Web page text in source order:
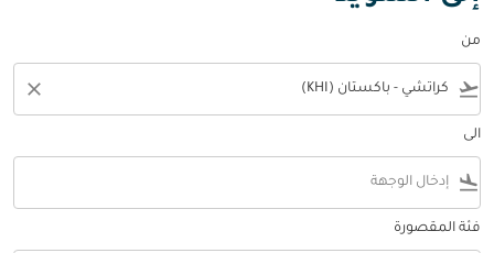
من
flight_takeoff
close
الى
flight_land
فئة المقصورة